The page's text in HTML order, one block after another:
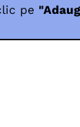
pe